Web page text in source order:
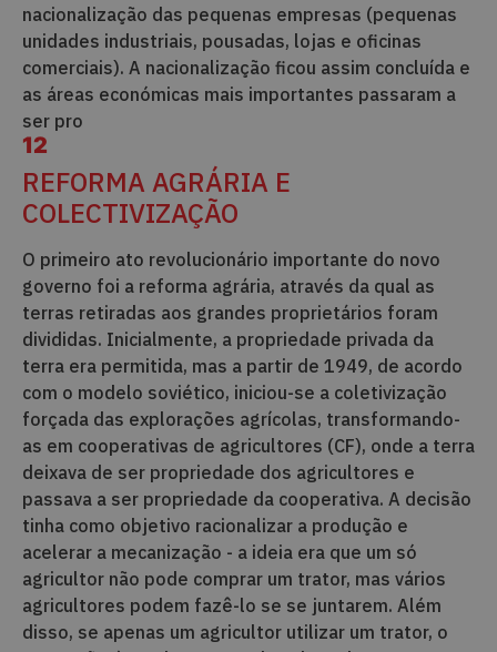
nacionalização das pequenas empresas (pequenas
unidades industriais, pousadas, lojas e oficinas
comerciais). A nacionalização ficou assim concluída e
as áreas económicas mais importantes passaram a
ser pro
12
REFORMA AGRÁRIA E
COLECTIVIZAÇÃO
O primeiro ato revolucionário importante do novo
governo foi a reforma agrária, através da qual as
terras retiradas aos grandes proprietários foram
divididas. Inicialmente, a propriedade privada da
terra era permitida, mas a partir de 1949, de acordo
com o modelo soviético, iniciou-se a coletivização
forçada das explorações agrícolas, transformando-
as em cooperativas de agricultores (CF), onde a terra
deixava de ser propriedade dos agricultores e
passava a ser propriedade da cooperativa. A decisão
tinha como objetivo racionalizar a produção e
acelerar a mecanização - a ideia era que um só
agricultor não pode comprar um trator, mas vários
agricultores podem fazê-lo se se juntarem. Além
disso, se apenas um agricultor utilizar um trator, o